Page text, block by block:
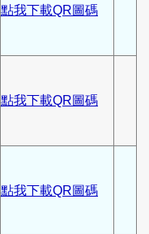
點我下載QR圖碼
點我下載QR圖碼
點我下載QR圖碼